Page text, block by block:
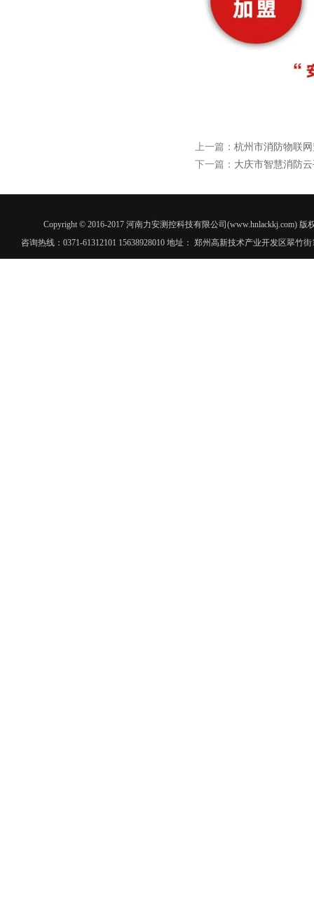
上一篇： 杭州市消防物联
下一篇： 大庆市智慧消防
Copyright © 2016-2017 河南力安测控科技有限公司(www.hnlackkj.com)
咨询热线：0371-61312101 15638928010 地址： 郑州高新技术产业开发区翠竹